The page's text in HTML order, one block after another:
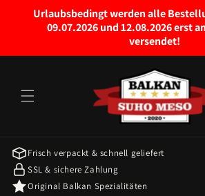
sadržaj
Urlaubsbedingt werden alle
09.07.2026 und 12.08.2026 erst
versendet!
Frisch verpackt & schnell geliefert
SSL & sichere Zahlung
Original Balkan Spezialitäten